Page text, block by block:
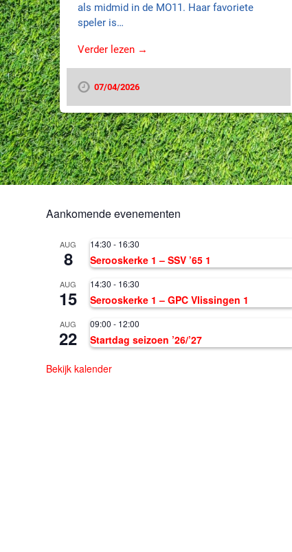
als midmid in de MO11. Haar favoriete
speler is…
Verder lezen →
07/04/2026
Aankomende evenementen
AUG
8
14:30 - 16:30
Serooskerke 1 – SSV ’65 1
AUG
15
14:30 - 16:30
Serooskerke 1 – GPC Vlissingen 1
AUG
22
09:00 - 12:00
Startdag seizoen ’26/’27
Bekijk kalender